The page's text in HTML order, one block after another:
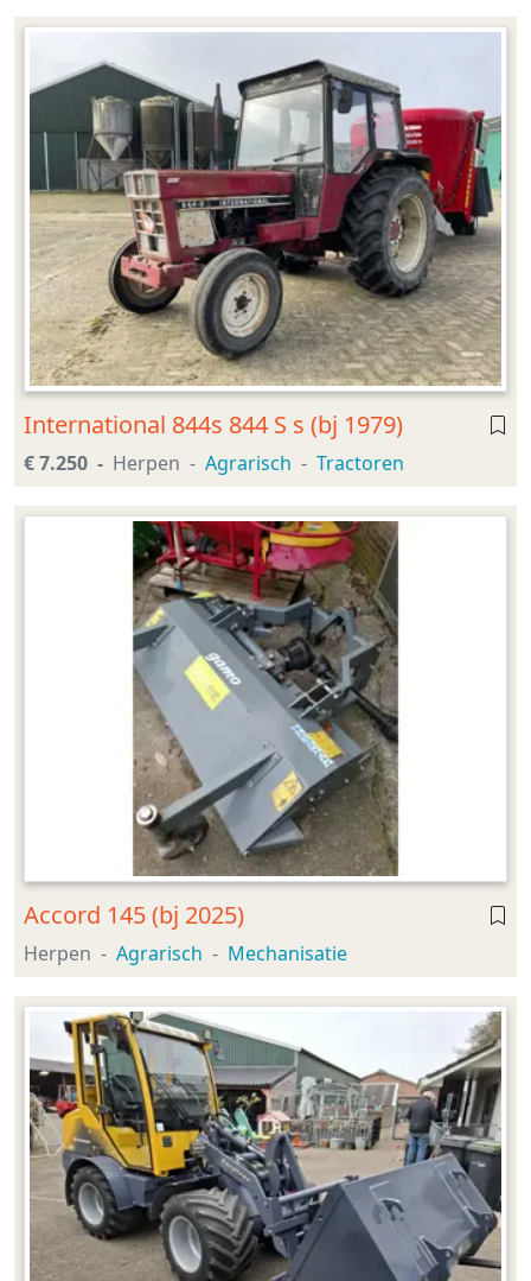
International 844s 844 S s (bj 1979)
€ 7.250 Herpen Agrarisch Tractoren
Accord 145 (bj 2025)
Herpen Agrarisch Mechanisatie